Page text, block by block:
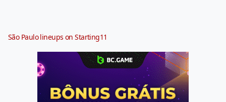
São Paulo lineups on Starting11